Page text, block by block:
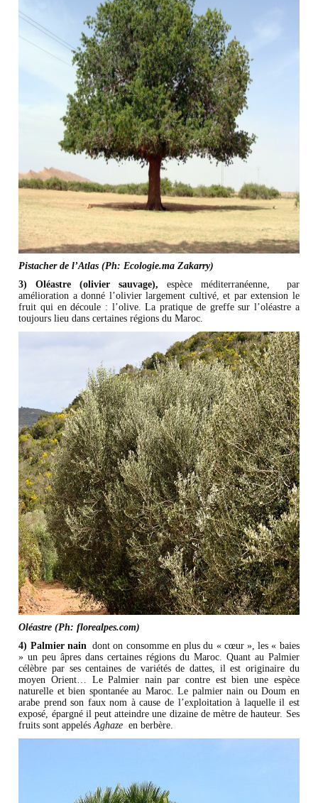
Pistacher de l’Atlas (Ph: Ecologie.ma Zakarry)
3) Oléastre (olivier sauvage), espèce méditerranéenne, par
amélioration a donné l’olivier largement cultivé, et par extension le
fruit qui en découle : l’olive. La pratique de greffe sur l’oléastre a
toujours lieu dans certaines régions du Maroc.
Oléastre (Ph: florealpes.com)​
4) Palmier nain dont on consomme en plus du « cœur », les « baies
» un peu âpres dans certaines régions du Maroc. Quant au Palmier
célèbre par ses centaines de variétés de dattes, il est originaire du
moyen Orient… Le Palmier nain par contre est bien une espèce
naturelle et bien spontanée au Maroc. Le palmier nain ou Doum en
arabe prend son faux nom à cause de l’exploitation à laquelle il est
exposé, épargné il peut atteindre une dizaine de mètre de hauteur. Ses
fruits sont appelésAghazeen berbère.